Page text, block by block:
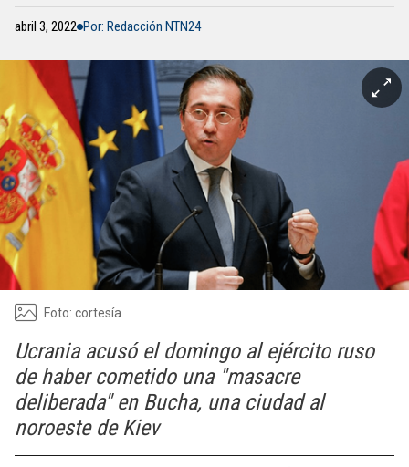
abril 3, 2022 Por: Redacción NTN24
Foto: cortesía
Ucrania acusó el domingo al ejército ruso
de haber cometido una "masacre
deliberada" en Bucha, una ciudad al
noroeste de Kiev